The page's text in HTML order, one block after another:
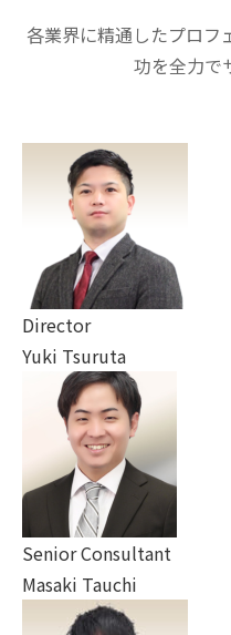
各業界に精通したプロフ
功を全力で
Director
Yuki Tsuruta
Senior Consultant
Masaki Tauchi